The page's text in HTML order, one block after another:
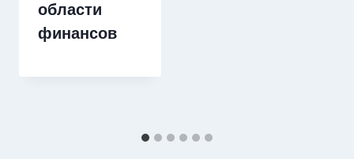
области
финансов